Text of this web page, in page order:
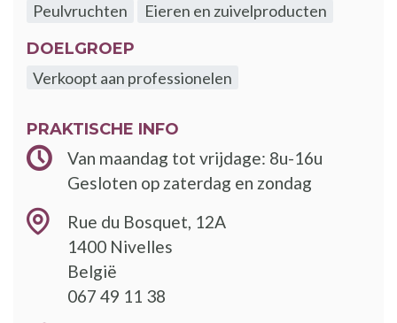
Peulvruchten
Eieren en zuivelproducten
DOELGROEP
Verkoopt aan professionelen
PRAKTISCHE INFO
Van maandag tot vrijdage: 8u-16u
Gesloten op zaterdag en zondag
Rue du Bosquet, 12A
1400 Nivelles
België
067 49 11 38